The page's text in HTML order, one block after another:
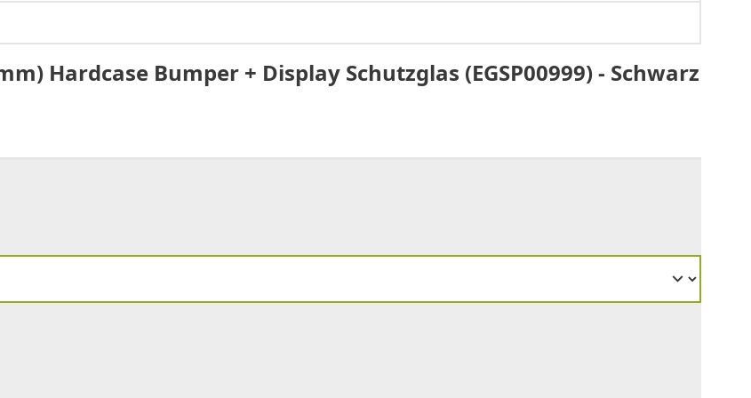
Hardcase Bumper + Display Schutzglas (EGSP00999) - Schwarz